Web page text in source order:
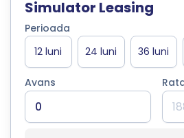
Simulator Leasing
Perioada
Avans